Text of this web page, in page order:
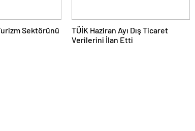
Sektörünü
TÜİK Haziran Ayı Dış Ticaret
Verilerini İlan Etti